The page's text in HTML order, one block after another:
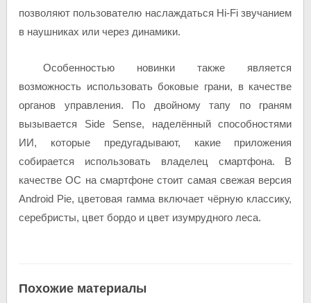
позволяют пользователю наслаждаться Hi-Fi звучанием
в наушниках или через динамики.
Особенностью новинки также является
возможность использовать боковые грани, в качестве
органов управления. По двойному тапу по граням
вызывается Side Sense, наделённый способностями
ИИ, которые предугадывают, какие приложения
собирается использовать владелец смартфона. В
качестве ОС на смартфоне стоит самая свежая версия
Android Pie, цветовая гамма включает чёрную классику,
серебристы, цвет бордо и цвет изумрудного леса.
Похожие материалы